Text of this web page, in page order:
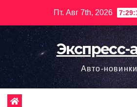
содержимому
Пт. Авг 7th, 2026
Экспресс-
Авто-